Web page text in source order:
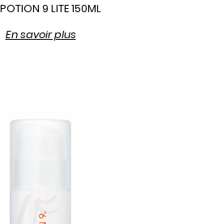
9 LITE 150ML
En savoir plus